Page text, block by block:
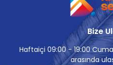
Bize
Haftaiçi 09:00 - 19:00
arasında